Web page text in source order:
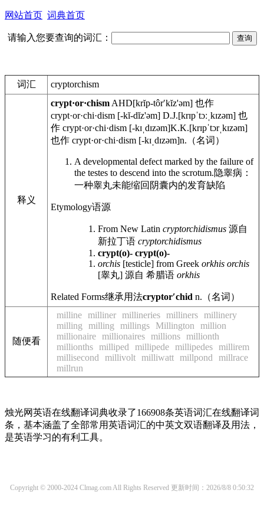
网站首页 词典首页
请输入您要查询的词汇：
词汇 cryptorchism
释义
crypt·or·chism AHD[krĭp-tôrʹkĭz'əm] 也作
crypt·or·chi·dism [-kĭ-dĭz'əm] D.J.[krɪpˈtɔːˌkɪzəm] 也
作 crypt·or·chi·dism [-kɪˌdɪzəm]K.K.[krɪpˈtɔrˌkɪzəm]
也作 crypt·or·chi·dism [-kɪˌdɪzəm]n. （名词）
A developmental defect marked by the failure of
the testes to descend into the scrotum.隐睾病：
一种睾丸未能缩回阴囊内的发育缺陷
Etymology语源
From New Latin cryptorchidismus 源自
新拉丁语 cryptorchidismus
crypt(o)- crypt(o)-
orchis [testicle] from Greek orkhis orchis
[睾丸] 源自 希腊语 orkhis
Related Forms继承用法cryptorʹchid n. （名词）
随便看
milline milliner millineries milliners millinery
milling
milling millings Millington
million
millionaire millionaires millions millionth
millionths milliped millipede millipedes millirem
millisecond
millivolt milliwatt millpond
millrace
millrun
烛光网英语在线翻译词典收录了166908条英语词汇在线翻译词
条，基本涵盖了全部常用英语词汇的中英文双语翻译及用法，
是英语学习的有利工具。
Copyright © 2000-2024 Clmag.com All Rights Reserved 更新时间：2026/8/8 0:50:32